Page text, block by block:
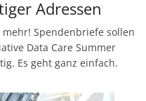
Adressen
Spendenbriefe sollen
Data Care Summer
Es geht ganz einfach.